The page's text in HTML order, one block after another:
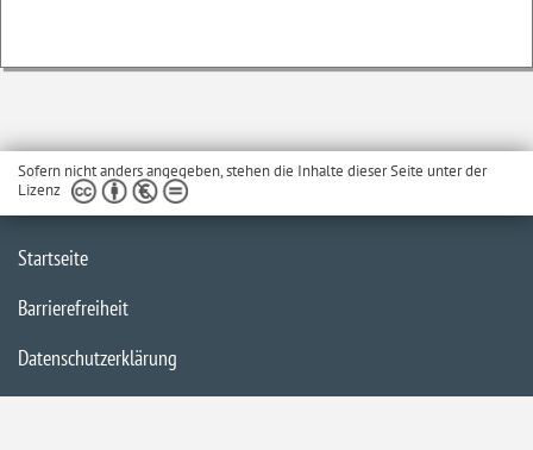
Sofern nicht anders angegeben, stehen die Inhalte dieser Seite unter der
Lizenz
Startseite
Barrierefreiheit
Datenschutzerklärung